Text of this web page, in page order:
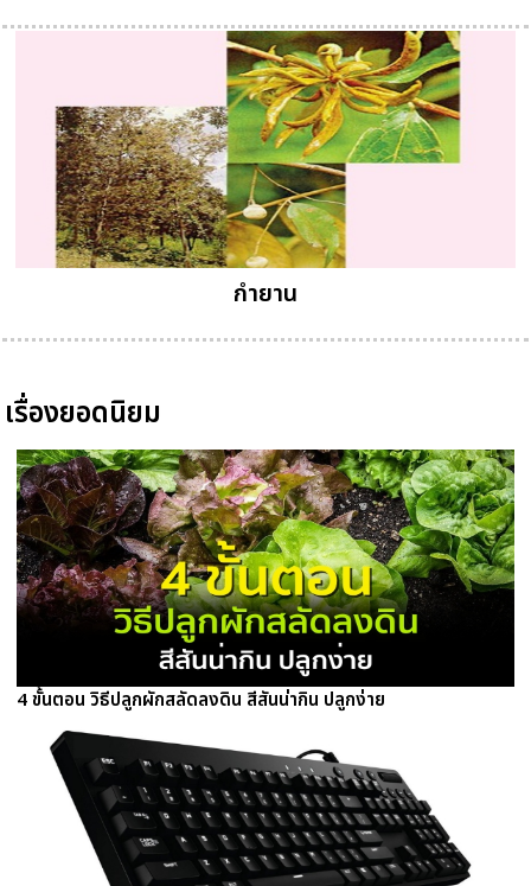
กำยาน
เรื่องยอดนิยม
4 ขั้นตอน วิธีปลูกผักสลัดลงดิน สีสันน่ากิน ปลูกง่าย